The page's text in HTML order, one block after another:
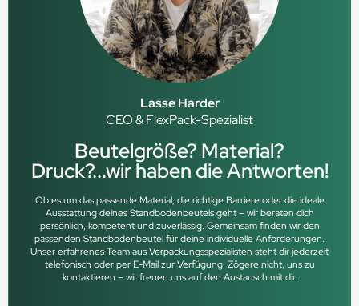
Lasse Harder
CEO & FlexPack-Spezialist
Beutelgröße? Material?
Druck?...wir haben die Antworten!
Ob es um das passende Material, die richtige Barriere oder die ideale
Ausstattung deines Standbodenbeutels geht – wir beraten dich
persönlich, kompetent und zuverlässig. Gemeinsam finden wir den
passenden Standbodenbeutel für deine individuelle Anforderungen.
Unser erfahrenes Team aus Verpackungsspezialisten steht dir jederzeit
telefonisch oder per E-Mail zur Verfügung. Zögere nicht, uns zu
kontaktieren – wir freuen uns auf den Austausch mit dir.